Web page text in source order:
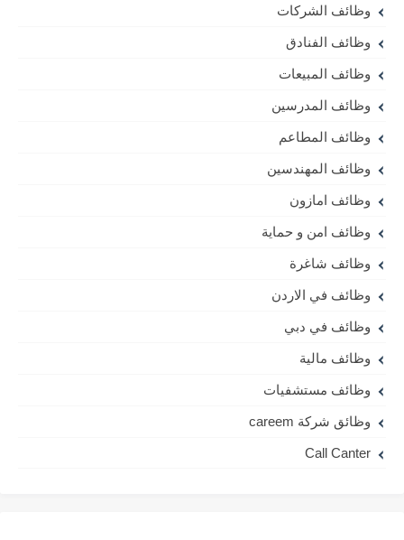
وظائف الشركات
وظائف الفنادق
وظائف المبيعات
وظائف المدرسين
وظائف المطاعم
وظائف المهندسين
وظائف امازون
وظائف امن و حماية
وظائف شاغرة
وظائف في الاردن
وظائف في دبي
وظائف مالية
وظائف مستشفيات
وظائق شركة careem
Call Canter